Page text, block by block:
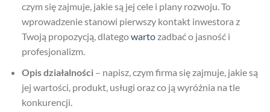
czym się zajmuje, jakie są jej cele i plany rozwoju. To
wprowadzenie stanowi pierwszy kontakt inwestora z
Twoją propozycją, dlategowartozadbać o jasność i
profesjonalizm.
Opis działalności– napisz, czym firma się zajmuje, jakie są
jej wartości, produkt, usługi oraz co ją wyróżnia na tle
konkurencji.